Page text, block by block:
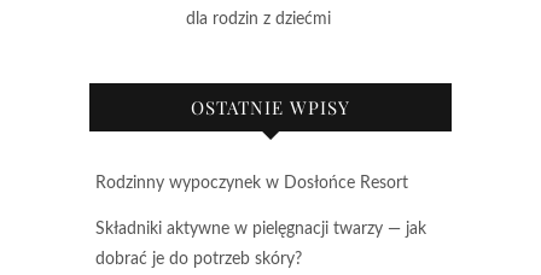
dla rodzin z dziećmi
OSTATNIE WPISY
Rodzinny wypoczynek w Dosłońce Resort
Składniki aktywne w pielęgnacji twarzy — jak
dobrać je do potrzeb skóry?